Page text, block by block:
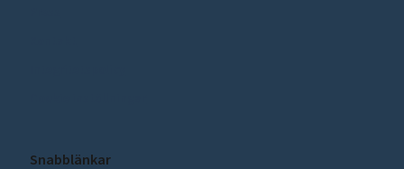
Snabblänkar